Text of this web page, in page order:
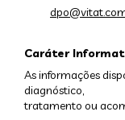
Caráter
As informações
diagnóstico,
tratamento ou